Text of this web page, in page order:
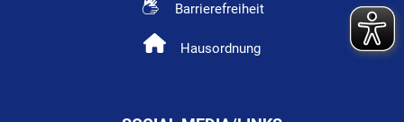
Barrierefreiheit
Hausordnung